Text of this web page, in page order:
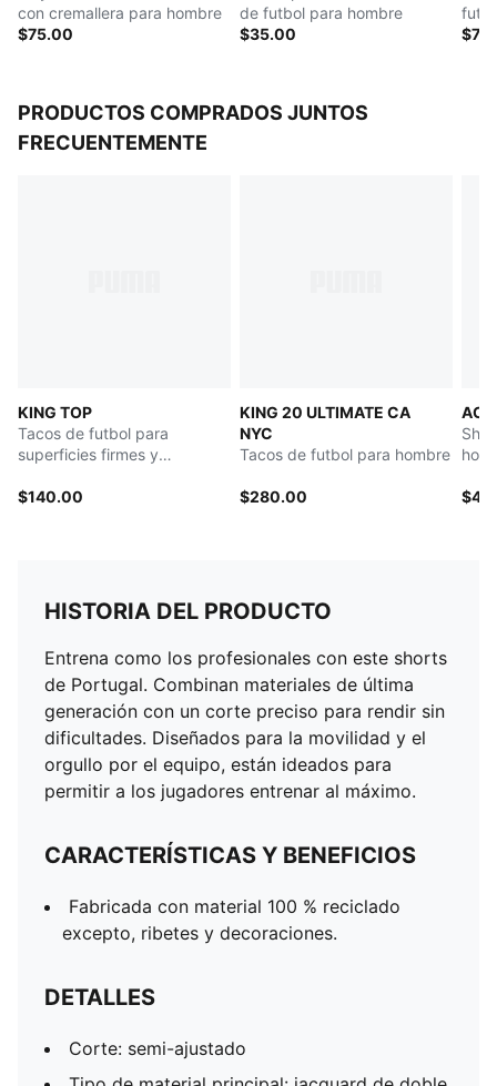
con cremallera para hombre
$75.00
de futbol para hombre
$35.00
PRODUCTOS COMPRADOS JUNTOS
FRECUENTEMENTE
KING TOP
Tacos de futbol para
superficies firmes y
$140.00
KING 20 ULTIMATE CA
NYC
Tacos de futbol para hombre
$280.00
AC
HISTORIA DEL PRODUCTO
Entrena como los profesionales con este shorts
de Portugal. Combinan materiales de última
generación con un corte preciso para rendir sin
dificultades. Diseñados para la movilidad y el
orgullo por el equipo, están ideados para
permitir a los jugadores entrenar al máximo.
CARACTERÍSTICAS Y BENEFICIOS
Fabricada con material 100 % reciclado
excepto, ribetes y decoraciones.
DETALLES
Corte: semi-ajustado